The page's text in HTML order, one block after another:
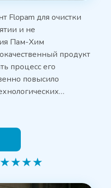
Flopam для очистки
и не
Пам-Хим
продукт
процесс его
повысило
★★★★